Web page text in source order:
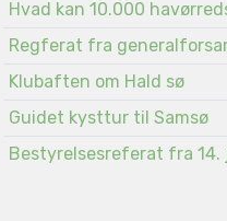
Klubaften om Hald sø
Guidet kysttur til Samsø